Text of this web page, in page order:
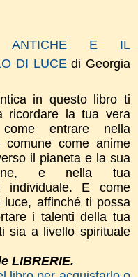
ANTICHE E IL
DI LUCE di Georgia
in questo libro ti
ricordare la tua vera
entrare nella
comune come anime
il pianeta e la sua
e nella tua
individuale. E come
affinché ti possa
i talenti della tua
sia a livello spirituale
LIBRERIE.